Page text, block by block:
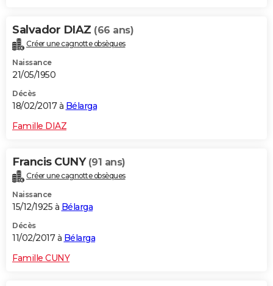
Salvador DIAZ (66 ans)
Créer une cagnotte obsèques
Naissance
21/05/1950
Décès
18/02/2017 à Bélarga
Famille DIAZ
Francis CUNY (91 ans)
Créer une cagnotte obsèques
Naissance
15/12/1925 à Bélarga
Décès
11/02/2017 à Bélarga
Famille CUNY